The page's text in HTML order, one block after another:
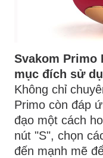
Svakom Primo
mục đích sử
Không chỉ
Primo còn đáp
đạo một cách
nút "S", chọn
đến mạnh mẽ